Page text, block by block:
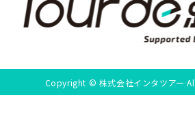
Copyright © 株式会社インタツアー